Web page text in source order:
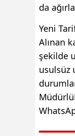
da
Yeni
Alınan
şekilde
usulsüz